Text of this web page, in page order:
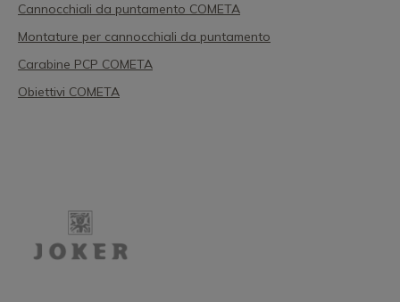
Cannocchiali da puntamento COMETA
Montature per cannocchiali da puntamento
Carabine PCP COMETA
Obiettivi COMETA